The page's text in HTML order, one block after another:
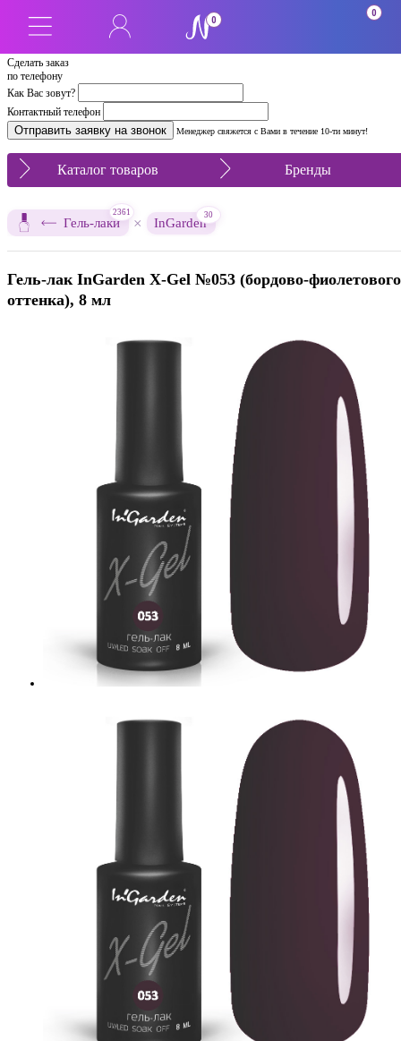
Сделать заказ
по телефону
Как Вас зовут?
Контактный телефон
Менеджер свяжется с Вами в течение 10-ти минут!
0
0
Каталог товаров Бренды
Гель-лаки
2361
× InGarden
30
Гель-лак InGarden X-Gel №053 (бордово-фиолетового
оттенка), 8 мл